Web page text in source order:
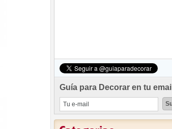
Guía para Decorar en tu email